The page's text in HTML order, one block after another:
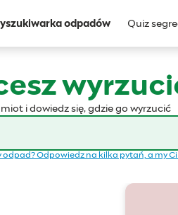
odpadów Quiz
i dowiedz się, gdzie go wyrzucić
odpad? Odpowiedz na kilka pytań, a my